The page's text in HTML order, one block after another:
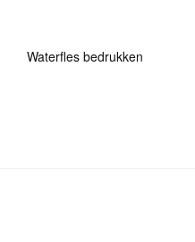
Waterfles bedrukken